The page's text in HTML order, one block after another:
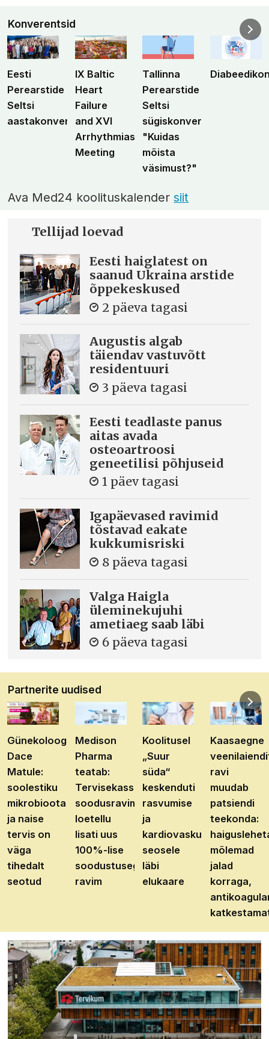
Konverentsid
Eesti
Perearstide
Seltsi
aastakonverents
IX Baltic
Heart
Failure
and XVI
Arrhythmias
Meeting
Tallinna
Perearstide
Seltsi
sügiskonverents
"Kuidas
mõista
väsimust?"
Ava Med24 koolituskalendersiit
Tellijad loevad
Eesti haiglatest on
saanud Ukraina arstide
õppekeskused
2 päeva tagasi
Augustis algab
täiendav vastuvõtt
residentuuri
3 päeva tagasi
Eesti teadlaste panus
aitas avada
osteoartroosi
geneetilisi põhjuseid
1 päev tagasi
Igapäevased ravimid
tõstavad eakate
kukkumisriski
8 päeva tagasi
Valga Haigla
üleminekujuhi
ametiaeg saab läbi
6 päeva tagasi
Partnerite uudised
Günekoloog
Dace
Matule:
soolestiku
mikrobioota
ja naise
tervis on
väga
tihedalt
seotud
Medison
Pharma
teatab:
Tervisekassa
soodusravimite
loetellu
lisati uus
100%-lise
soodustusega
ravim
Koolitusel
„Suur
süda“
keskenduti
rasvumise
ja
kardiovaskulaarhaiguste
seosele
läbi
elukaare
Kaasaegne
ravi
muudab
patsiendi
teekonda:
mõlemad
jalad
korraga,